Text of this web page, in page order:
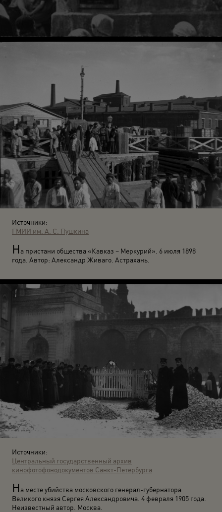
Источники:
ГМИИ им. А. С. Пушкина
На пристани общества «Кавказ – Меркурий». 6 июля 1898
года. Автор: Александр Живаго. Астрахань.
Источники:
Центральный государственный архив
кинофотофонодокументов Санкт-Петербурга
На месте убийства московского генерал-губернатора
Великого князя Сергея Александровича. 4 февраля 1905 года.
Неизвестный автор. Москва.